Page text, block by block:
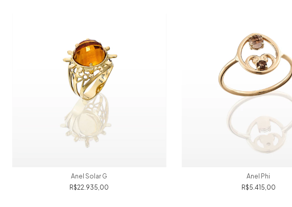
Anel Solar G
R$22.935,00
Anel Phi
R$5.415,00